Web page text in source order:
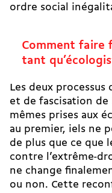
ordre social
Comment faire
tant
Les deux processus
et de fascisation de
mêmes prises aux
au premier, iels ne
de plus que ce que
contre l’extrême-
ne change
ou non. Cette